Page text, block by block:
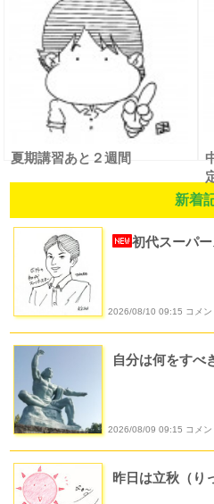
夏期講習あと２週間
新着
初代スーパ
2026/08/10 09:15 コメン
自分は何をすべ
2026/08/09 09:15 コメン
昨日は立秋（り